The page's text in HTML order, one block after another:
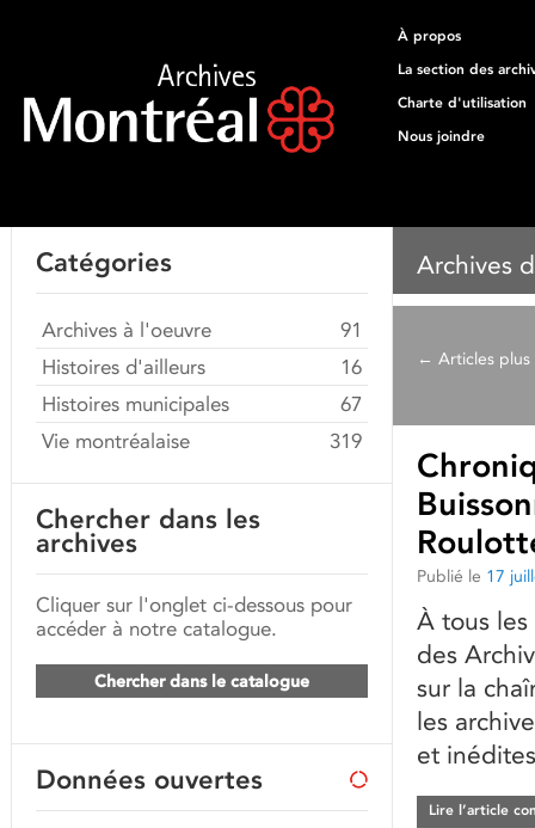
À propos
La section des
Charte d'utilisation
Nous joindre
Archives
← Articles plus
Publié le 17
À tous
des
sur la
les
et
Lire l’article
Catégories
Archives à l'oeuvre
91
Histoires d'ailleurs
16
Histoires municipales
67
Vie montréalaise
319
Chercher dans les
archives
Cliquer sur l'onglet ci-dessous pour
accéder à notre catalogue.
Chercher dans le catalogue
Données ouvertes